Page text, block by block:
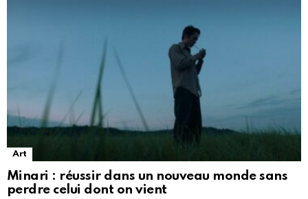
Art
Minari : réussir dans un nouveau monde sans
perdre celui dont on vient